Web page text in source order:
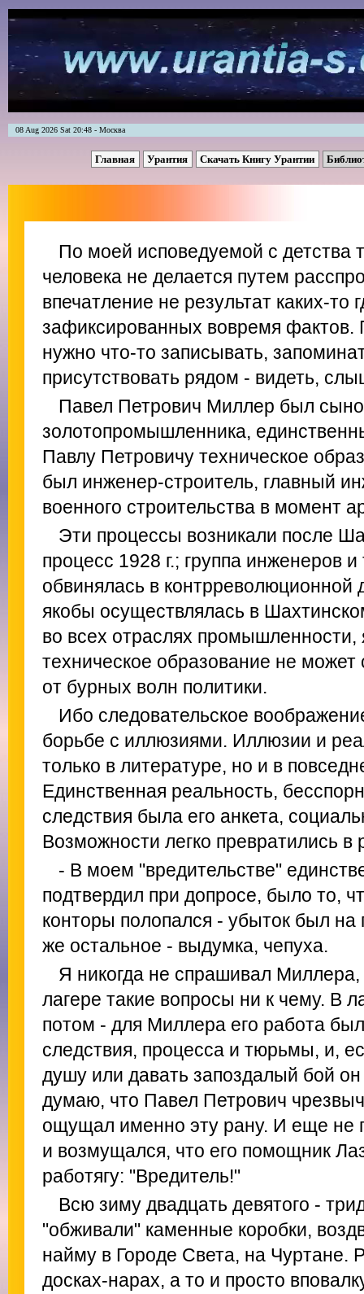
08 Aug 2026 Sat 20:48 - Москва
Главная Урантия Скачать Книгу Урантии
По моей исповедуемой с детства
человека не делается путем
впечатление не результат каких-то
зафиксированных вовремя фактов.
нужно что-то записывать,
присутствовать рядом - видеть,
Павел Петрович Миллер был
золотопромышленника,
Павлу Петровичу техническое
был инженер-строитель, главный
военного строительства в момент
Эти процессы возникали после
процесс 1928 г.; группа инженеров
обвинялась в контрреволюционной
якобы осуществлялась в
во всех отраслях промышленности,
техническое образование не может
от бурных волн политики.
Ибо следовательское
борьбе с иллюзиями. Иллюзии и
только в литературе, но и в
Единственная реальность,
следствия была его анкета,
Возможности легко превратились в
- В моем "вредительстве"
подтвердил при допросе, было то,
конторы полопался - убыток был на
же остальное - выдумка, чепуха.
Я никогда не спрашивал
лагере такие вопросы ни к чему. В
потом - для Миллера его paбoтa
следствия, процесса и тюрьмы, и,
душу или давать запоздалый бой
думаю, что Павел Петрович
ощущал именно эту рану. И еще не
и возмущался, что его помощник
работягу: "Вредитель!"
Всю зиму двадцать девятого -
"обживали" каменные коробки,
найму в Городе Света, на
досках-нарах, а то и просто